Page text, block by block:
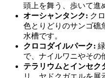
頭上を舞う、歩いて進
オーシャンタンク: ク
色とりどりのサンゴ礁
水槽です。
クロコダイルパーク:
で、ナイルワニやその
テラリウムとインセク
リ、ヤドクガエルを展